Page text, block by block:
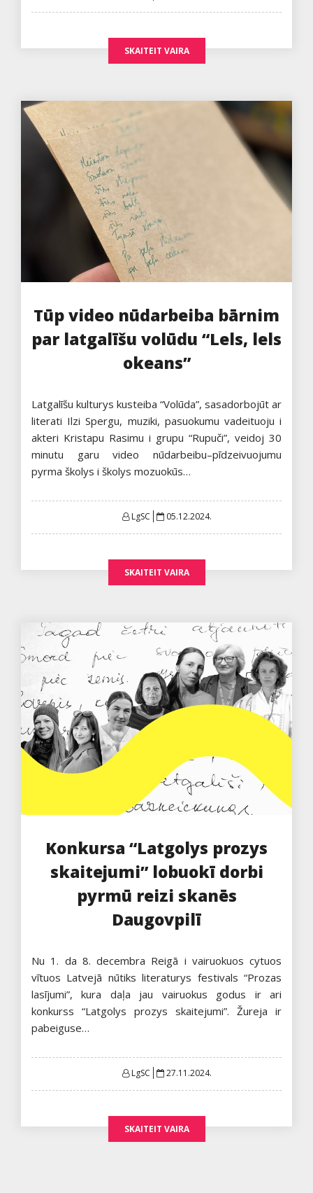
SKAITEIT VAIRA
Tūp video nūdarbeiba bārnim
par latgalīšu volūdu “Lels, lels
okeans”
Latgalīšu kulturys kusteiba “Volūda”, sasadorbojūt ar
literati Ilzi Spergu, muziki, pasuokumu vadeituoju i
akteri Kristapu Rasimu i grupu “Rupuči”, veidoj 30
minutu garu video nūdarbeibu–pīdzeivuojumu
pyrma školys i školys mozuokūs…
LgSC
Posted
05.12.2024.
SKAITEIT VAIRA
Konkursa “Latgolys prozys
skaitejumi” lobuokī dorbi
pyrmū reizi skanēs
Daugovpilī
Nu 1. da 8. decembra Reigā i vairuokuos cytuos
vītuos Latvejā nūtiks literaturys festivals “Prozas
lasījumi”, kura daļa jau vairuokus godus ir ari
konkurss “Latgolys prozys skaitejumi”. Žureja ir
pabeiguse…
LgSC
Posted
27.11.2024.
SKAITEIT VAIRA